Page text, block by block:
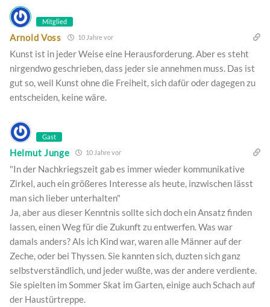
Mitglied
Arnold Voss 10 Jahre vor
Kunst ist in jeder Weise eine Herausforderung. Aber es steht
nirgendwo geschrieben, dass jeder sie annehmen muss. Das ist
gut so, weil Kunst ohne die Freiheit, sich dafür oder dagegen zu
entscheiden, keine wäre.
Gast
Helmut Junge 10 Jahre vor
"In der Nachkriegszeit gab es immer wieder kommunikative
Zirkel, auch ein größeres Interesse als heute, inzwischen lässt
man sich lieber unterhalten"
Ja, aber aus dieser Kenntnis sollte sich doch ein Ansatz finden
lassen, einen Weg für die Zukunft zu entwerfen. Was war
damals anders? Als ich Kind war, waren alle Männer auf der
Zeche, oder bei Thyssen. Sie kannten sich, duzten sich ganz
selbstverständlich, und jeder wußte, was der andere verdiente.
Sie spielten im Sommer Skat im Garten, einige auch Schach auf
der Haustürtreppe.